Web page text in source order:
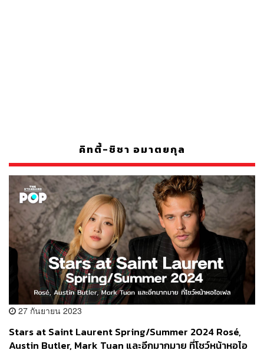
คิทตี้-ชิชา อมาตยกุล
27 กันยายน 2023
Stars at Saint Laurent Spring/Summer 2024 Rosé,
Austin Butler, Mark Tuan และอีกมากมาย ที่โชว์หน้าหอไอ